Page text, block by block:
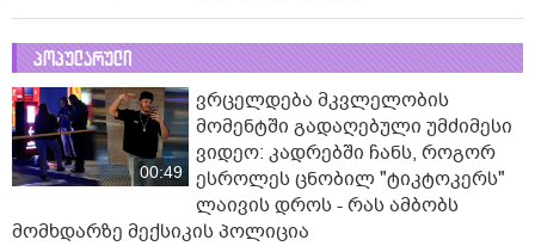
პოპულარული
00:49
ვრცელდება მკვლელობის
მომენტში გადაღებული უმძიმესი
ვიდეო: კადრებში ჩანს, როგორ
ესროლეს ცნობილ "ტიკტოკერს"
ლაივის დროს - რას ამბობს
მომხდარზე მექსიკის პოლიცია